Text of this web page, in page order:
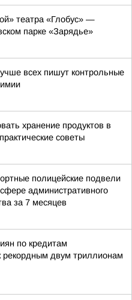
театра «Глобус» —
парке «Зарядье»
всех пишут контрольные
хранение продуктов в
советы
полицейские подвели
административного
за 7 месяцев
по кредитам
рекордным двум триллионам